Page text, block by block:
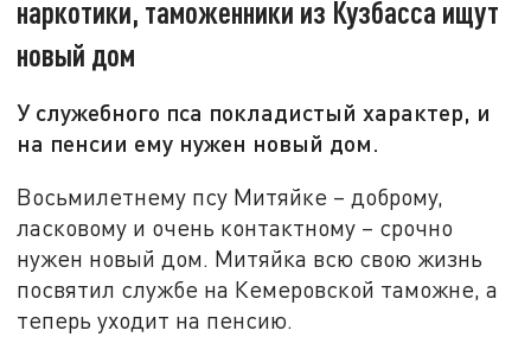
наркотики, таможенники из Кузбасса ищут
новый дом
У служебного пса покладистый характер, и
на пенсии ему нужен новый дом.
Восьмилетнему псу Митяйке – доброму,
ласковому и очень контактному – срочно
нужен новый дом. Митяйка всю свою жизнь
посвятил службе на Кемеровской таможне, а
теперь уходит на пенсию.